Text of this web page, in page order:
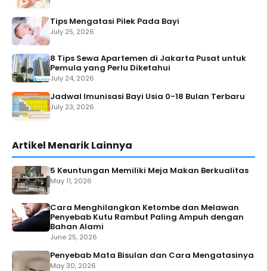
Tips Mengatasi Pilek Pada Bayi
July 25, 2026
8 Tips Sewa Apartemen di Jakarta Pusat untuk
Pemula yang Perlu Diketahui
July 24, 2026
Jadwal Imunisasi Bayi Usia 0-18 Bulan Terbaru
July 23, 2026
Artikel Menarik Lainnya
5 Keuntungan Memiliki Meja Makan Berkualitas
May 11, 2026
Cara Menghilangkan Ketombe dan Melawan
Penyebab Kutu Rambut Paling Ampuh dengan
Bahan Alami
June 25, 2026
Penyebab Mata Bisulan dan Cara Mengatasinya
May 30, 2026